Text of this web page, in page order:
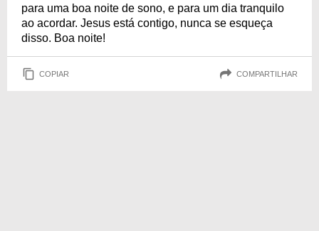
para uma boa noite de sono, e para um dia tranquilo
ao acordar. Jesus está contigo, nunca se esqueça
disso. Boa noite!
COPIAR COMPARTILHAR